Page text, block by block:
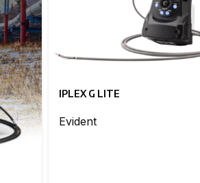
IPLEX G LITE
Evident